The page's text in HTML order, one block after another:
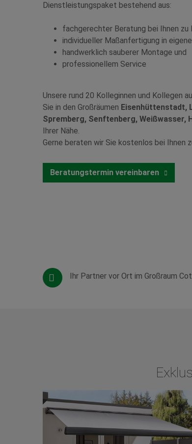
Dienstleistungspaket bestehend aus:
fachgerechter Beratung bei Ihnen zu
individueller Maßanfertigung in
handwerklich sauberer Montage und
professionellem Service
Unsere rund 20 Kolleginnen und Kollegen
Sie in den Großräumen Eisenhüttenstadt,
Spremberg, Senftenberg, Weißwasser,
Ihrer Nähe.
Gerne beraten wir Sie kostenlos bei Ihnen
Beratungstermin vereinbaren
Ihr Partner vor Ort im Großraum